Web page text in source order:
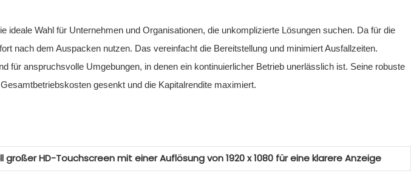
Wahl für Unternehmen und Organisationen, die unkomplizierte Lösungen suchen. Da für die
nach dem Auspacken nutzen. Das vereinfacht die Bereitstellung und minimiert Ausfallzeiten.
anspruchsvolle Umgebungen, in denen ein kontinuierlicher Betrieb unerlässlich ist. Seine robuste
gesenkt und die Kapitalrendite maximiert.
großer HD-Touchscreen mit einer Auflösung von 1920 x 1080 für eine klarere Anzeige